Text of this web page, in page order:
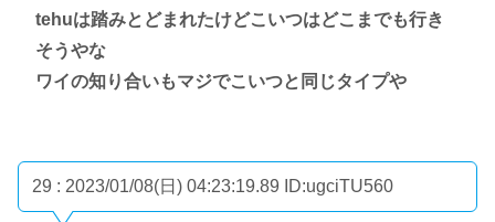
tehuは踏みとどまれたけどこいつはどこまでも行き
そうやな
ワイの知り合いもマジでこいつと同じタイプや
29 : 2023/01/08(日) 04:23:19.89 ID:ugciTU560